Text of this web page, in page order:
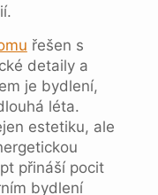
řešen s
detaily a
je bydlení,
léta.
estetiku, ale
přináší pocit
bydlení